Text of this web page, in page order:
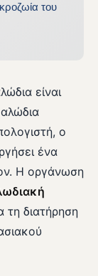
του
είναι
ο
ένα
Η οργάνωση
τη διατήρηση